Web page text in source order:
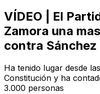
VÍDEO | El
Zamora una
contra
Ha tenido lugar desde
Constitución y ha
3.000 personas